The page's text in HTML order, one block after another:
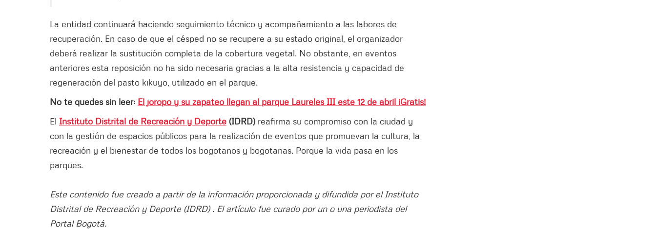
La entidad continuará haciendo seguimiento técnico y acompañamiento a las labores de
recuperación. En caso de que el césped no se recupere a su estado original, el organizador
deberá realizar la sustitución completa de la cobertura vegetal. No obstante, en eventos
anteriores esta reposición no ha sido necesaria gracias a la alta resistencia y capacidad de
regeneración del pasto kikuyo, utilizado en el parque.
No te quedes sin leer: El joropo y su zapateo llegan al parque Laureles III este 12 de abril ¡Gratis!
El Instituto Distrital de Recreación y Deporte (IDRD) reafirma su compromiso con la ciudad y
con la gestión de espacios públicos para la realización de eventos que promuevan la cultura, la
recreación y el bienestar de todos los bogotanos y bogotanas. Porque la vida pasa en los
parques.
Este contenido fue creado a partir de la información proporcionada y difundida por el Instituto
Distrital de Recreación y Deporte (IDRD) . El artículo fue curado por un o una periodista del
Portal Bogotá.